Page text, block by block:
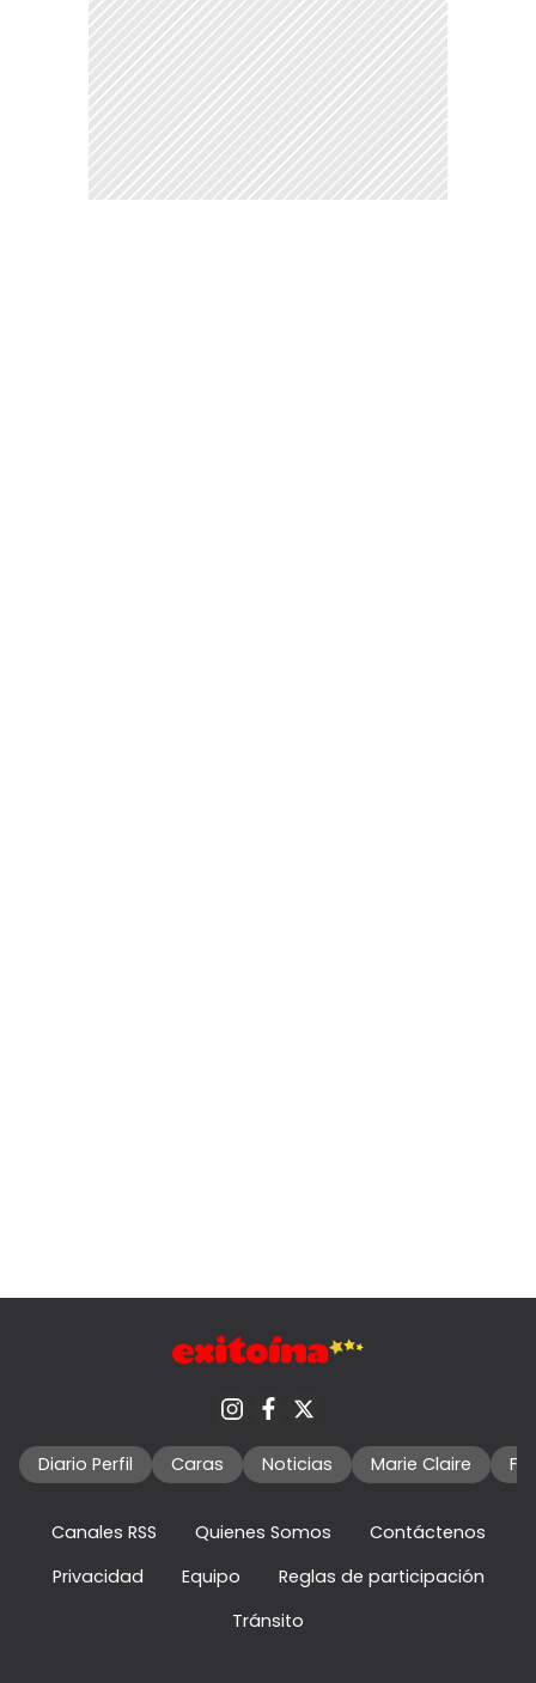
Diario Perfil Caras Noticias Marie Claire
Canales RSS Quienes Somos
Contáctenos
Privacidad
Equipo
Reglas de participación
Tránsito